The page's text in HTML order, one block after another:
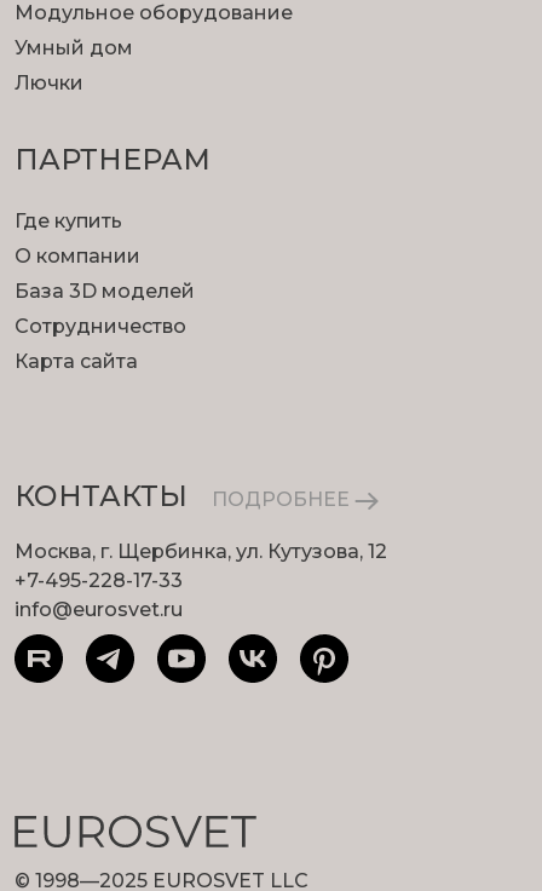
Модульное оборудование
Умный дом
Лючки
ПАРТНЕРАМ
Где купить
О компании
База 3D моделей
Сотрудничество
Карта сайта
КОНТАКТЫ ПОДРОБНЕЕ
Москва, г. Щербинка, ул. Кутузова, 12
+7-495-228-17-33
info@eurosvet.ru
© 1998—2025 EUROSVET LLC